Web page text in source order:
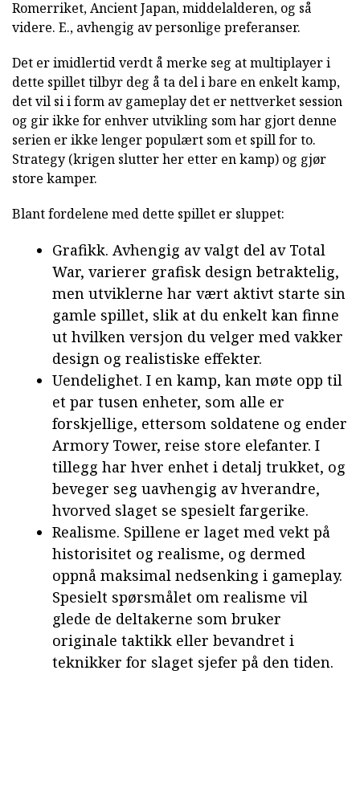
Romerriket, Ancient Japan, middelalderen, og så
videre. E., avhengig av personlige preferanser.
Det er imidlertid verdt å merke seg at multiplayer i
dette spillet tilbyr deg å ta del i bare en enkelt kamp,
det vil si i form av gameplay det er nettverket session
og gir ikke for enhver utvikling som har gjort denne
serien er ikke lenger populært som et spill for to.
Strategy (krigen slutter her etter en kamp) og gjør
store kamper.
Blant fordelene med dette spillet er sluppet:
Grafikk. Avhengig av valgt del av Total
War, varierer grafisk design betraktelig,
men utviklerne har vært aktivt starte sin
gamle spillet, slik at du enkelt kan finne
ut hvilken versjon du velger med vakker
design og realistiske effekter.
Uendelighet. I en kamp, kan møte opp til
et par tusen enheter, som alle er
forskjellige, ettersom soldatene og ender
Armory Tower, reise store elefanter. I
tillegg har hver enhet i detalj trukket, og
beveger seg uavhengig av hverandre,
hvorved slaget se spesielt fargerike.
Realisme. Spillene er laget med vekt på
historisitet og realisme, og dermed
oppnå maksimal nedsenking i gameplay.
Spesielt spørsmålet om realisme vil
glede de deltakerne som bruker
originale taktikk eller bevandret i
teknikker for slaget sjefer på den tiden.